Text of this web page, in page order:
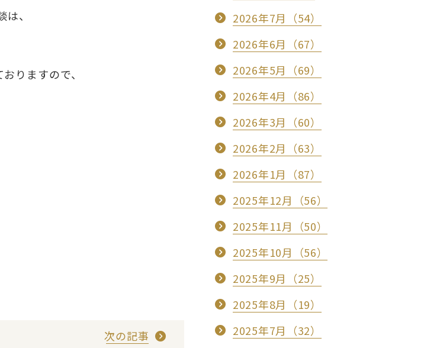
、
りますので、
次の記事
2026年7月（54）
2026年6月（67）
2026年5月（69）
2026年4月（86）
2026年3月（60）
2026年2月（63）
2026年1月（87）
2025年12月（56）
2025年11月（50）
2025年10月（56）
2025年9月（25）
2025年8月（19）
2025年7月（32）